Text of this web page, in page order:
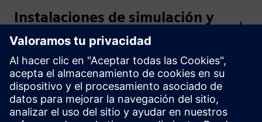
Instalaciones de simulación y
pruebas
Certificación y homologación